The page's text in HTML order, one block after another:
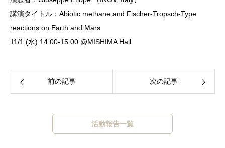
講演タイトル：Abiotic methane and Fischer-Tropsch-Type
reactions on Earth and Mars
11/1 (水) 14:00-15:00 @MISHIMA Hall
前の記事 次の記事
活動報告一覧